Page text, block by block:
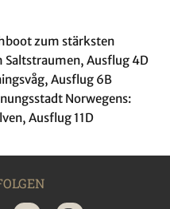
zum stärksten
Saltstraumen, Ausflug 4D
Ausflug 6B
Norwegens:
Ausflug 11D